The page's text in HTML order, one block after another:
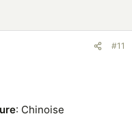
#11
: Chinoise